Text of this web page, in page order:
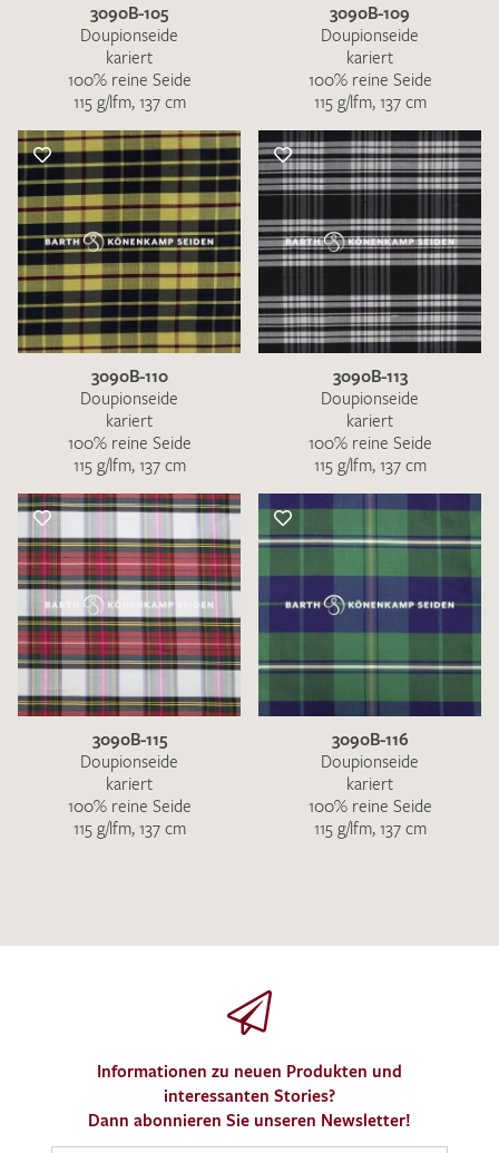
3090B-105
Doupionseide
kariert
100% reine Seide
115 g/lfm, 137 cm
3090B-109
Doupionseide
kariert
100% reine Seide
115 g/lfm, 137 cm
3090B-110
Doupionseide
kariert
100% reine Seide
115 g/lfm, 137 cm
3090B-113
Doupionseide
kariert
100% reine Seide
115 g/lfm, 137 cm
3090B-115
Doupionseide
kariert
100% reine Seide
115 g/lfm, 137 cm
3090B-116
Doupionseide
kariert
100% reine Seide
115 g/lfm, 137 cm
Informationen zu neuen Produkten und
interessanten Stories?
Dann abonnieren Sie unseren Newsletter!